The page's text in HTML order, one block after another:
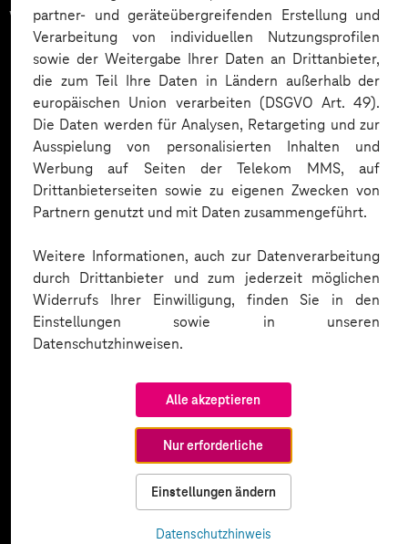
partner- und geräteübergreifenden Erstellung und
Verarbeitung von individuellen Nutzungsprofilen
sowie der Weitergabe Ihrer Daten an Drittanbieter,
die zum Teil Ihre Daten in Ländern außerhalb der
europäischen Union verarbeiten (DSGVO Art. 49).
Die Daten werden für Analysen, Retargeting und zur
Ausspielung von personalisierten Inhalten und
Werbung auf Seiten der Telekom MMS, auf
Drittanbieterseiten sowie zu eigenen Zwecken von
Partnern genutzt und mit Daten zusammengeführt.
Weitere Informationen, auch zur Datenverarbeitung
durch Drittanbieter und zum jederzeit möglichen
Widerrufs Ihrer Einwilligung, finden Sie in den
Einstellungen sowie in unseren
Datenschutzhinweisen.
Alle akzeptieren
Nur erforderliche
Einstellungen ändern
Datenschutzhinweis
vertrauen auf unsere
Expertise. Hier eine Auswahl: